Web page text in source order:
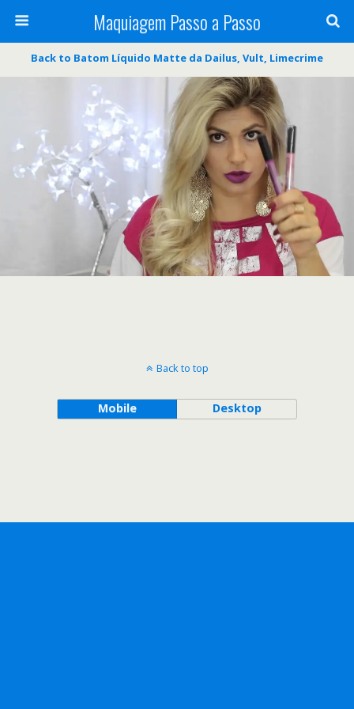
Maquiagem Passo a Passo
Back to Batom Líquido Matte da Dailus, Vult, Limecrime
Back to top
Mobile Desktop